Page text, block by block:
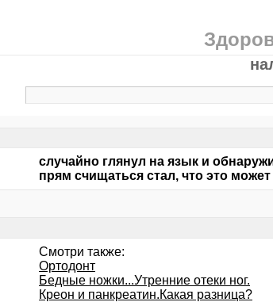
случайно глянул на язык и
прям счищаться стал, что это
Смотри также:
Ортодонт
Бедные ножки...Утренние отеки ног.
Креон и панкреатин.Какая разница?